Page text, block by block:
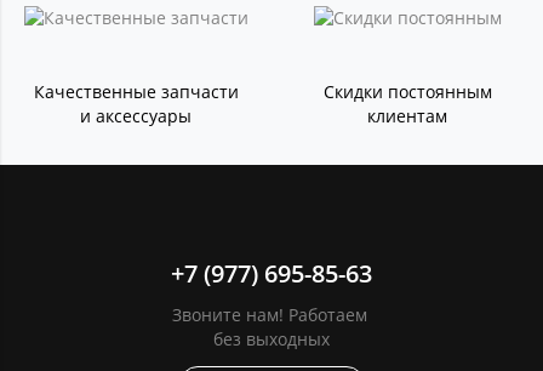
Качественные запчасти
и аксессуары
Скидки постоянным
клиентам
+7 (977) 695-85-63
Звоните нам! Работаем
без выходных